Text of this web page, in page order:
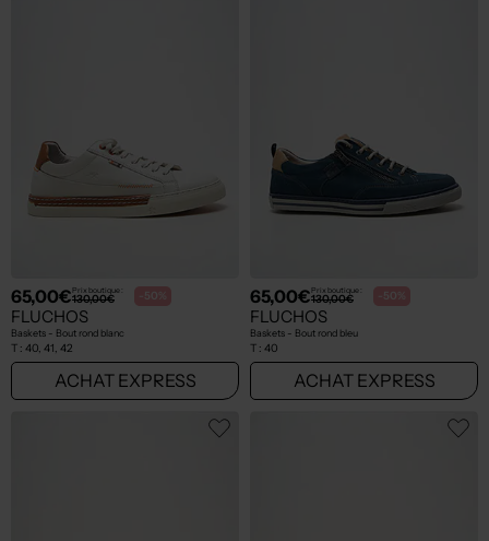
65,00€Prix boutique :
130,00€ -50%
FLUCHOS
Baskets - Bout rond blanc
T : 40, 41, 42
ACHAT EXPRESS
65,00€Prix boutique :
130,00€ -50%
FLUCHOS
Baskets - Bout rond bleu
T : 40
ACHAT EXPRESS